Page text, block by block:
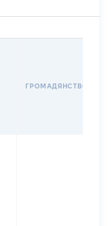
ГРОМАДЯНСТВО